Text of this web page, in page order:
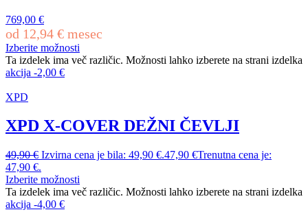
769,00 €
od 12,94 € mesec
Izberite možnosti
Ta izdelek ima več različic. Možnosti lahko izberete na strani izdelka
akcija -2,00 €
XPD
XPD X-COVER DEŽNI ČEVLJI
49,90€ Izvirna cena je bila: 49,90 €.47,90 €Trenutna cena je:
47,90 €.
Izberite možnosti
Ta izdelek ima več različic. Možnosti lahko izberete na strani izdelka
akcija -4,00 €